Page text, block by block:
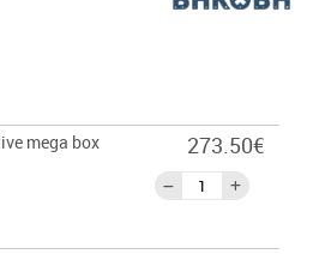
de manera online a más de
diferentes niveles.
mega box
273.50€